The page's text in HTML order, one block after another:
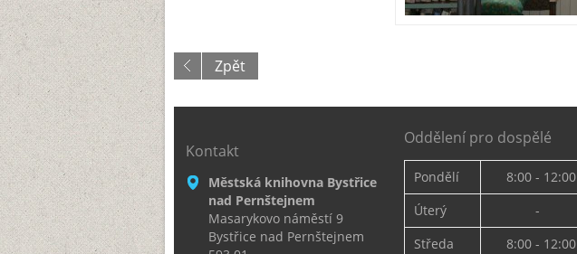
Zpět
Kontakt
Městská knihovna Bystřice
nad Pernštejnem
Masarykovo náměstí 9
Bystřice nad Pernštejnem
Oddělení pro dospělé
Pondělí
8:00 - 12:00
Úterý
-
Středa
8:00 - 12:00